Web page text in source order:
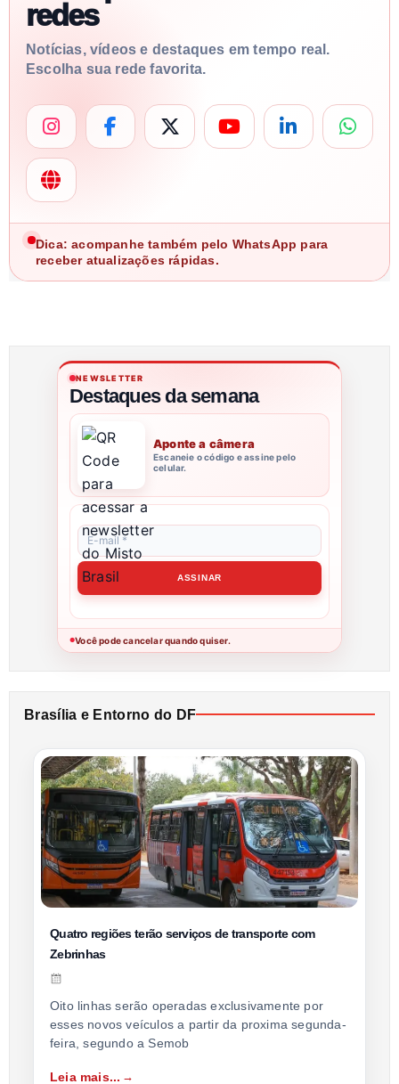
redes
Notícias, vídeos e destaques em tempo real.
Escolha sua rede favorita.
Dica: acompanhe também pelo WhatsApp para
receber atualizações rápidas.
NEWSLETTER
Destaques da semana
Aponte a câmera
Escaneie o código e assine pelo
celular.
●Você pode cancelar quando quiser.
Brasília e Entorno do DF
Quatro regiões terão serviços de transporte com
Zebrinhas
Oito linhas serão operadas exclusivamente por
esses novos veículos a partir da proxima segunda-
feira, segundo a Semob
Leia mais...